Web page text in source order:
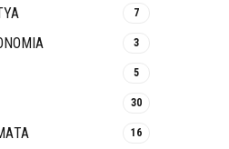
7
3
5
30
16